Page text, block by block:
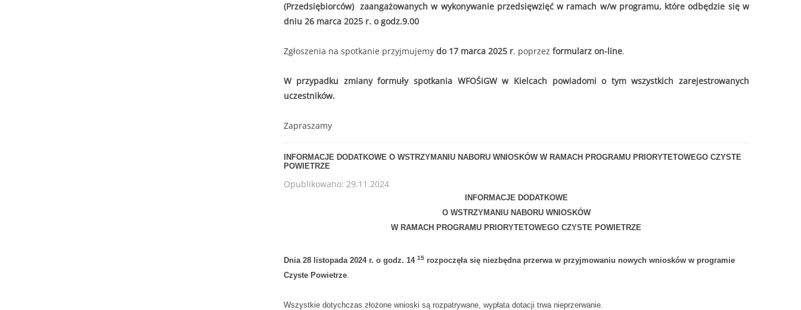
(Przedsiębiorców) zaangażowanych w wykonywanie przedsięwzięć w ramach w/w programu, które odbędzie się w
dniu 26 marca 2025 r. o godz.9.00
Zgłoszenia na spotkanie przyjmujemy do 17 marca 2025 r. poprzez formularz on-line.
W przypadku zmiany formuły spotkania WFOŚiGW w Kielcach powiadomi o tym wszystkich zarejestrowanych
uczestników.
Zapraszamy
INFORMACJE DODATKOWE O WSTRZYMANIU NABORU WNIOSKÓW W RAMACH PROGRAMU PRIORYTETOWEGO CZYSTE
POWIETRZE
Opublikowano: 29.11.2024
INFORMACJE DODATKOWE
O WSTRZYMANIU NABORU WNIOSKÓW
W RAMACH PROGRAMU PRIORYTETOWEGO CZYSTE POWIETRZE
Dnia 28 listopada 2024 r. o godz. 14 15rozpoczęła się niezbędna przerwa w przyjmowaniu nowych wniosków w programie
Czyste Powietrze.
Wszystkie dotychczas złożone wnioski są rozpatrywane, wypłata dotacji trwa nieprzerwanie.